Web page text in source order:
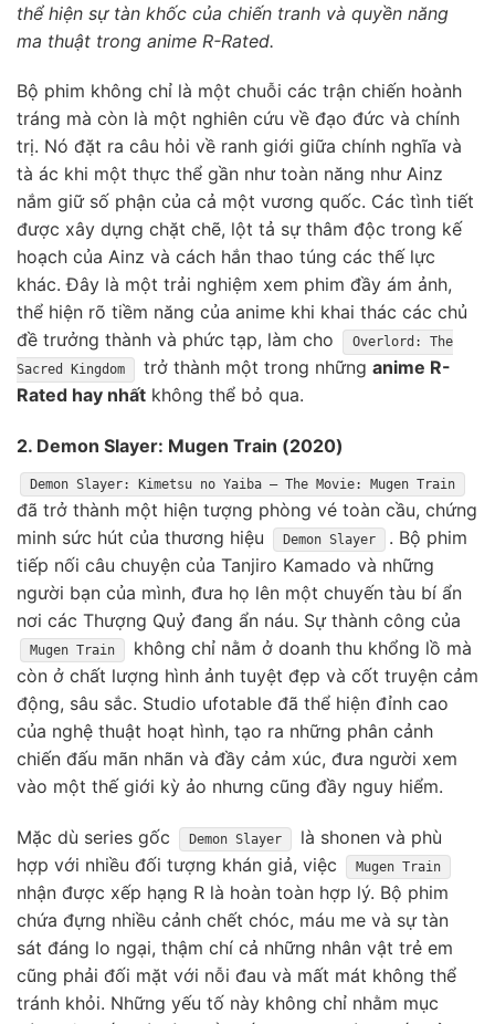
thể hiện sự tàn khốc của chiến tranh và quyền năng
ma thuật trong anime R-Rated.
Bộ phim không chỉ là một chuỗi các trận chiến hoành
tráng mà còn là một nghiên cứu về đạo đức và chính
trị. Nó đặt ra câu hỏi về ranh giới giữa chính nghĩa và
tà ác khi một thực thể gần như toàn năng như Ainz
nắm giữ số phận của cả một vương quốc. Các tình tiết
được xây dựng chặt chẽ, lột tả sự thâm độc trong kế
hoạch của Ainz và cách hắn thao túng các thế lực
khác. Đây là một trải nghiệm xem phim đầy ám ảnh,
thể hiện rõ tiềm năng của anime khi khai thác các chủ
đề trưởng thành và phức tạp, làm cho
Overlord: The
Sacred Kingdom
trở thành một trong nhữnganime R-
Rated hay nhất không thể bỏ qua.
2. Demon Slayer: Mugen Train (2020)
Demon Slayer: Kimetsu no Yaiba – The Movie: Mugen Train
đã trở thành một hiện tượng phòng vé toàn cầu, chứng
minh sức hút của thương hiệu
Demon Slayer
. Bộ phim
tiếp nối câu chuyện của Tanjiro Kamado và những
người bạn của mình, đưa họ lên một chuyến tàu bí ẩn
nơi các Thượng Quỷ đang ẩn náu. Sự thành công của
Mugen Train
không chỉ nằm ở doanh thu khổng lồ mà
còn ở chất lượng hình ảnh tuyệt đẹp và cốt truyện cảm
động, sâu sắc. Studio ufotable đã thể hiện đỉnh cao
của nghệ thuật hoạt hình, tạo ra những phân cảnh
chiến đấu mãn nhãn và đầy cảm xúc, đưa người xem
vào một thế giới kỳ ảo nhưng cũng đầy nguy hiểm.
Mặc dù series gốc Demon Slayer
là shonen và phù
hợp với nhiều đối tượng khán giả, việc
Mugen Train
nhận được xếp hạng R là hoàn toàn hợp lý. Bộ phim
chứa đựng nhiều cảnh chết chóc, máu me và sự tàn
sát đáng lo ngại, thậm chí cả những nhân vật trẻ em
cũng phải đối mặt với nỗi đau và mất mát không thể
tránh khỏi. Những yếu tố này không chỉ nhằm mục